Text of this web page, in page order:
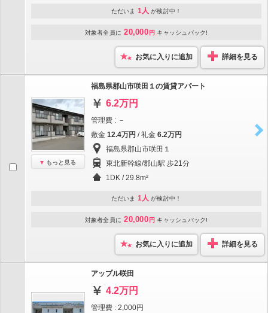
ただいま 1人 が検討中！
対象者全員に 20,000 円 キャッシュバック!
お気に入りに追加 詳細を見る
もっと見る
福島県郡山市咲田１の賃貸アパート
6.2万円
管理費 : －
敷金 12.4万円 / 礼金 6.2万円
福島県郡山市咲田１
東北新幹線/郡山駅 歩21分
1DK / 29.8m²
ただいま 1人 が検討中！
対象者全員に 20,000 円 キャッシュバック!
お気に入りに追加 詳細を見る
アップル咲田
4.2万円
管理費 : 2,000円